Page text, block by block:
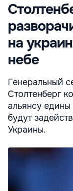
на
небе
Генеральный
Столтенберг
альянсу
будут
Украины.